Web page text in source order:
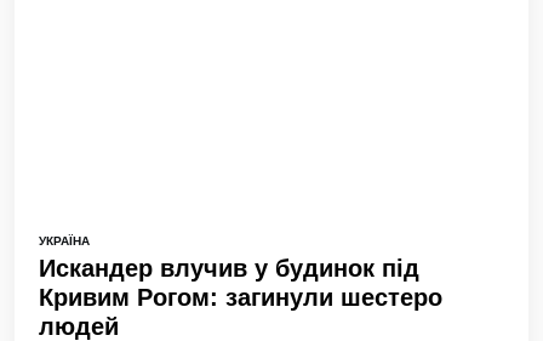
УКРАЇНА
Искандер влучив у будинок під
Кривим Рогом: загинули шестеро
людей